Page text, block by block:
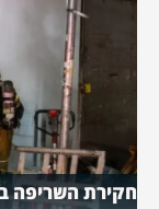
חקירת השריפה